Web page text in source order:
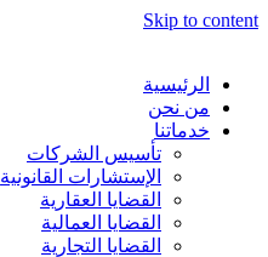
Skip to content
الرئيسية
من نحن
خدماتنا
تأسيس الشركات
الإستشارات القانونية
القضايا العقارية
القضايا العمالية
القضايا التجارية